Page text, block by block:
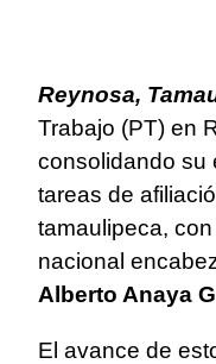
Reynosa,
Trabajo (PT) en
consolidando su
tareas de
tamaulipeca,
nacional
Alberto Anaya
El avance de